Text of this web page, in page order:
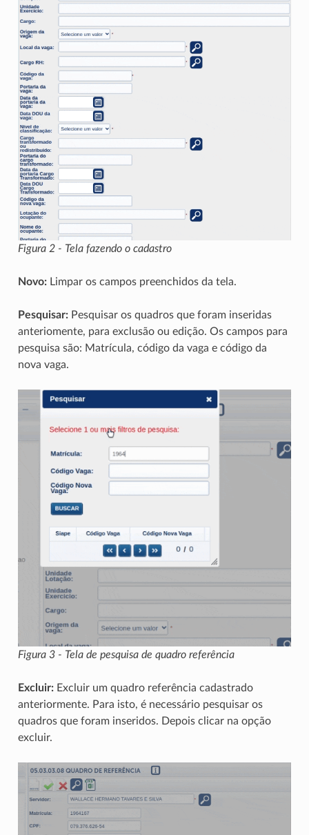
Figura 2 - Tela fazendo o cadastro
Novo:Limpar os campos preenchidos da tela.
Pesquisar:Pesquisar os quadros que foram inseridas
anteriomente, para exclusão ou edição. Os campos para
pesquisa são: Matrícula, código da vaga e código da
nova vaga.
Figura 3 - Tela de pesquisa de quadro referência
Excluir:Excluir um quadro referência cadastrado
anteriormente. Para isto, é necessário pesquisar os
quadros que foram inseridos. Depois clicar na opção
excluir.